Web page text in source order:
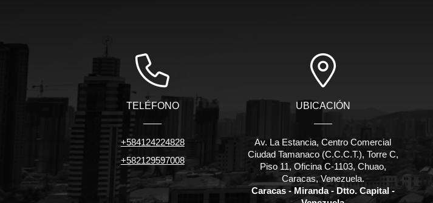
TELÉFONO
+584124224828
+582129597008
UBICACIÓN
Av. La Estancia, Centro Comercial
Ciudad Tamanaco (C.C.C.T.), Torre C,
Piso 11, Oficina C-1103, Chuao,
Caracas, Venezuela.
Caracas - Miranda - Dtto. Capital -